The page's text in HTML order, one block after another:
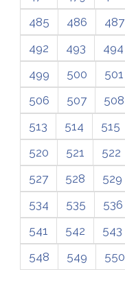
485
486 487
492
493 494
499
500 501
506
507 508
513
514 515
520
521 522
527
528 529
534
535 536
541
542 543
548
549 550